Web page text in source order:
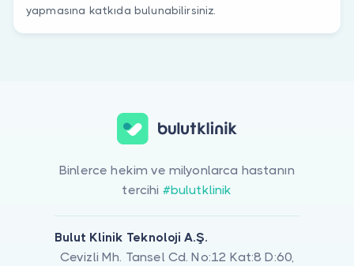
yapmasına katkıda bulunabilirsiniz.
Binlerce hekim ve milyonlarca hastanın
tercihi #bulutklinik
Bulut Klinik Teknoloji A.Ş.
Cevizli Mh. Tansel Cd. No:12 Kat:8 D:60,